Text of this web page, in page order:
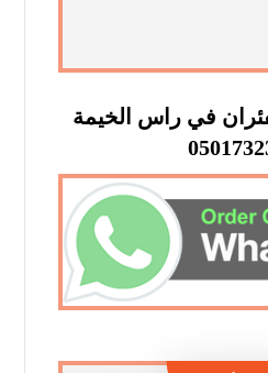
في راس الخيمة